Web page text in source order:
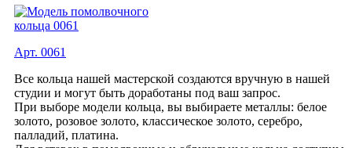
Арт. 0061
Все кольца нашей мастерской создаются вручную в нашей
студии и могут быть доработаны под ваш запрос.
При выборе модели кольца, вы выбираете металлы: белое
золото, розовое золото, классическое золото, серебро,
палладий, платина.